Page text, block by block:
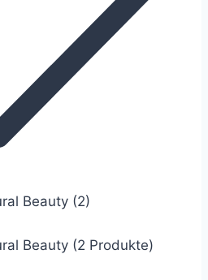
Beauty (2)
Beauty (2 Produkte)